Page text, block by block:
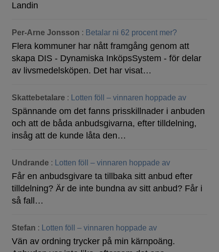
Landin
Per-Arne Jonsson : Betalar ni 62 procent mer?
Flera kommuner har nått framgång genom att
skapa DIS - Dynamiska InköpsSystem - för delar
av livsmedelsköpen. Det har visat…
Skattebetalare : Lotten föll – vinnaren hoppade av
Spännande om det fanns prisskillnader i anbuden
och att de båda anbudsgivarna, efter tilldelning,
insåg att de kunde låta den…
Undrande : Lotten föll – vinnaren hoppade av
Får en anbudsgivare ta tillbaka sitt anbud efter
tilldelning? Är de inte bundna av sitt anbud? Får i
så fall…
Stefan : Lotten föll – vinnaren hoppade av
Vän av ordning trycker på min kärnpoäng.